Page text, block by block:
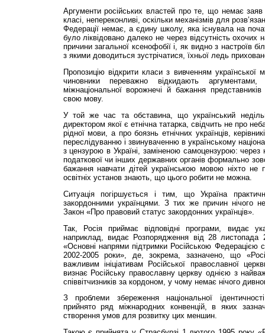
Аргументи російських властей про те, що немає
класі, непереконливі, оскільки механізмів для
Федерації немає, а єдину школу, яка існувала на
було ліквідовано далеко не через відсутність охочих
причини загальної ксенофобії і, як видно з настроїв
з якими доводиться зустрічатися, їхньої ледь
Пропозицію відкрити класи з вивченням української
чиновники переважно відкидають
міжнаціональної ворожнечі й бажання
свою мову.
У той же час та обставина, що український
директором якої є етнічна татарка, свідчить не про
рідної мови, а про боязнь етнічних ук­раїнців,
переслідуванню і звинуваченню в українському
з цензурою в Україні, заміненою самоцензурою: через
податкової чи інших державних органів формаль­но
бажання навчати дітей україн­ською мовою ніхто не
освітніх установ знають, що цього робити не можна.
Ситуація погіршується і тим, що Україна
закордонними українцями. З тих же причин нічого
Закон «Про правовий статус закордонних укра­їнців».
Так, Росія приймає відповідні програми, видає
наприклад, видає Розпорядження від 28 листопада
«Основні напрями підтримки Російською Феде­рацією
2002-2005 роки», де, зокрема, зазначено, що
важливим ініціативам Російської православної
визнає Російську православну церкву однією з
співвітчизників за кордоном, у чому немає нічого
З проблеми збереження національної
прийнято ряд міжнародних конвенцій, в яких
створення умов для розвитку цих меншин.